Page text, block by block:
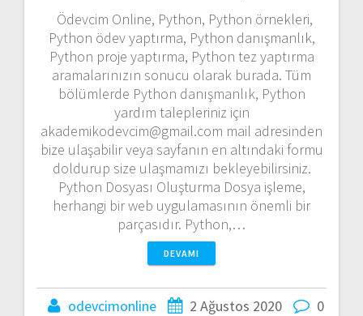
Ödevcim Online, Python, Python örnekleri,
Python ödev yaptırma, Python danışmanlık,
Python proje yaptırma, Python tez yaptırma
aramalarınızın sonucu olarak burada. Tüm
bölümlerde Python danışmanlık, Python
yardım talepleriniz için
akademikodevcim@gmail.com mail adresinden
bize ulaşabilir veya sayfanın en altındaki formu
doldurup size ulaşmamızı bekleyebilirsiniz.
Python Dosyası Oluşturma Dosya işleme,
herhangi bir web uygulamasının önemli bir
parçasıdır. Python,…
DEVAMI
odevcimonline 2 Ağustos 2020 0